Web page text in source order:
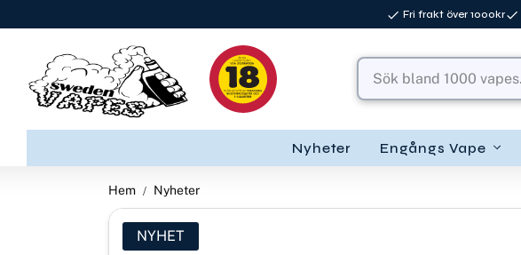
Fri frakt över 1000kr
Nyheter Engångs Vape
Hem Nyheter
NYHET